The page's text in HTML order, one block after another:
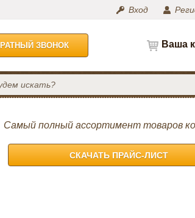
Вход
ЗВОНОК Ваша
Самый полный ассортимент товаров
СКАЧАТЬ ПРАЙС-ЛИСТ